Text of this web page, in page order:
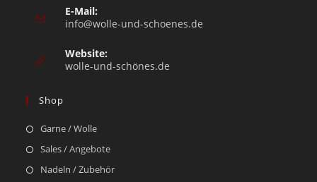
E-Mail:
info@wolle-und-schoenes.de
Website:
wolle-und-schönes.de
Shop
Garne / Wolle
Sales / Angebote
Nadeln / Zubehör